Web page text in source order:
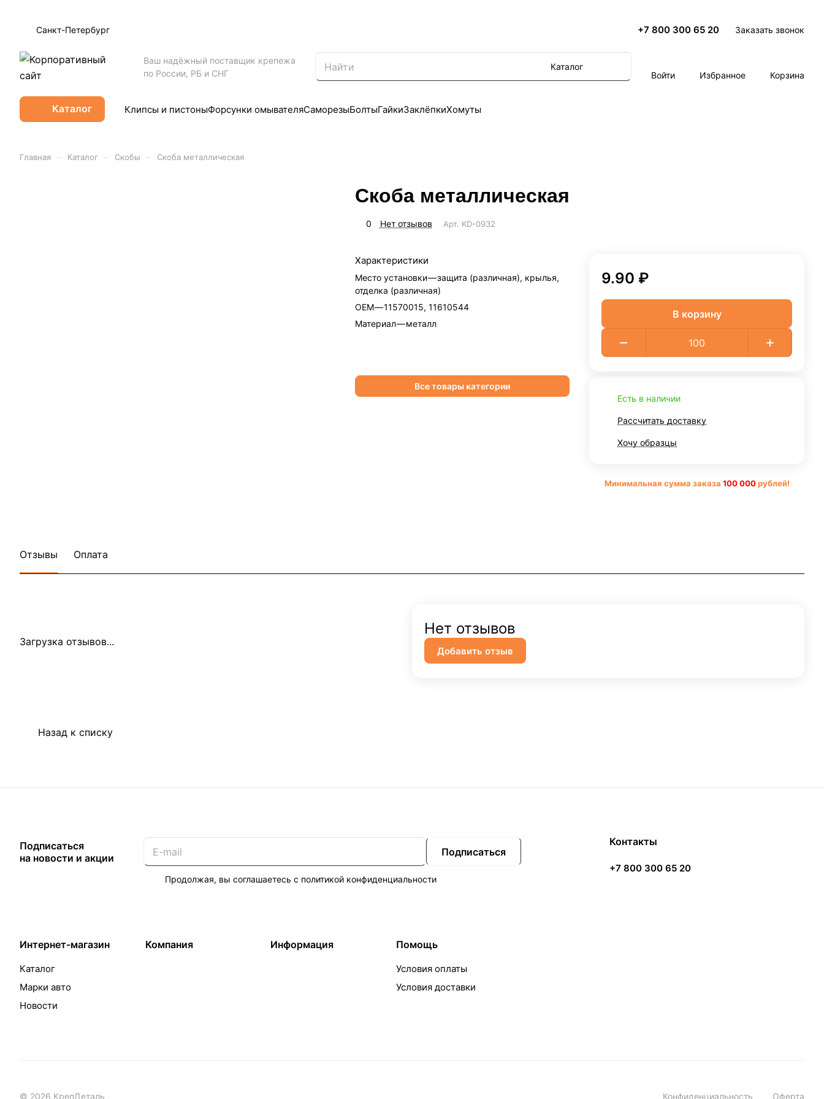
Санкт-Петербург +7 800 300 65 20 Заказать звонок
Ваш надёжный поставщик крепежа
по России, РБ и СНГ
Каталог
Войти
Избранное Корзина
Каталог Клипсы и пистоныФорсунки омывателяСаморезыБолтыГайкиЗаклёпкиХомуты
Главная Каталог Скобы Скоба металлическая
Скоба металлическая
0 Нет отзывов Арт. KD-0932
Характеристики
Место установки—защита (различная), крылья,
отделка (различная)
OEM—11570015, 11610544
Материал—металл
Все товары категории
9.90 ₽
В корзину
Есть в наличии
Рассчитать доставку
Хочу образцы
Минимальная сумма заказа 100 000рублей!
Отзывы Оплата
Загрузка отзывов...
Нет отзывов
Добавить отзыв
Назад к списку
Подписаться
на новости и акции
Подписаться
Продолжая, вы соглашаетесь с политикой конфиденциальности
Интернет-магазин
Каталог
Марки авто
Новости
Компания Информация Помощь
Условия оплаты
Условия доставки
Контакты
+7 800 300 65 20
© 2026 КрепДеталь Конфиденциальность Оферта